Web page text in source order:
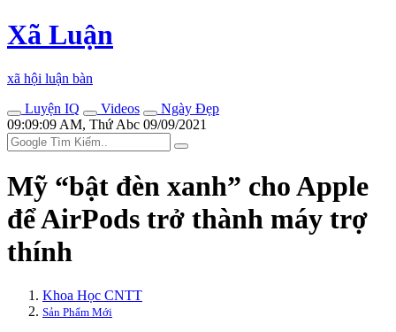
Xã Luận
xã hội luận bàn
Luyện IQ
Videos
Ngày Đẹp
09:09:09 AM, Thứ Abc 09/09/2021
Mỹ “bật đèn xanh” cho Apple
để AirPods trở thành máy trợ
thính
Khoa Học CNTT
Sản Phẩm Mới